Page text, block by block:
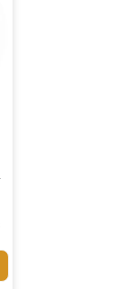
Acetato. É O